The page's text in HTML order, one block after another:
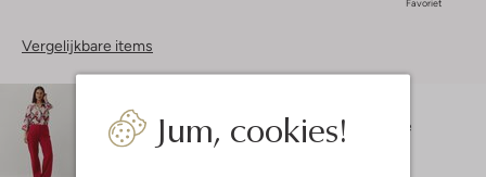
Jum, cookies!
Favoriet
Vergelijkbare items
Nicole is 1 meter 70 lang en draagt maat S.
De
pasvorm is
aansluitend